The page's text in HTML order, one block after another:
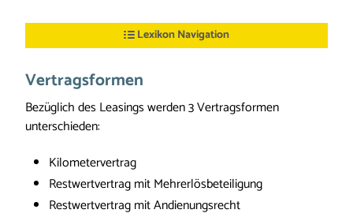
Lexikon Navigation
Vertragsformen
Bezüglich des Leasings werden 3 Vertragsformen
unterschieden:
Kilometervertrag
Restwertvertrag mit Mehrerlösbeteiligung
Restwertvertrag mit Andienungsrecht